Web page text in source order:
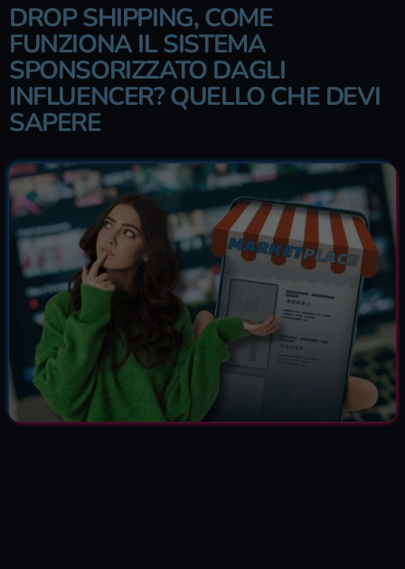
DROP SHIPPING, COME
FUNZIONA IL SISTEMA
SPONSORIZZATO DAGLI
INFLUENCER? QUELLO CHE DEVI
SAPERE